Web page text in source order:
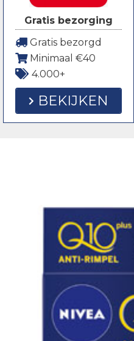
Gratis bezorging
Gratis bezorgd
Minimaal €40
4.000+
BEKIJKEN